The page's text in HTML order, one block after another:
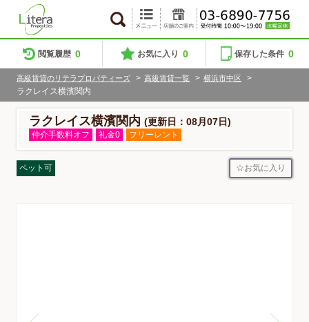
閲覧履歴 0 お気に入り 0 保存した条件 0
高級賃貸のリテラプロパティーズ > 高級賃貸一覧 > 横浜市中区
>
ラクレイス横濱関内
ラクレイス横濱関内 (更新日：08月07日)
仲介手数料オフ 礼金0 フリーレント
ペット可 お気に入り